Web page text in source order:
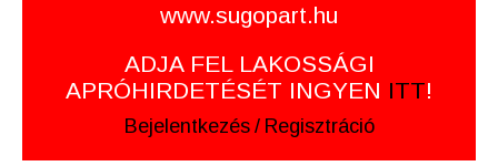
www.sugopart.hu
ADJA FEL LAKOSSÁGI
APRÓHIRDETÉSÉT INGYEN ITT!
Bejelentkezés / Regisztráció